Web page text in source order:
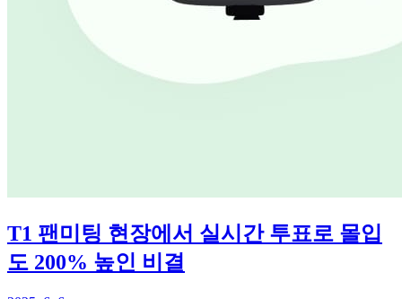
T1 팬미팅 현장에서 실시간 투표로 몰입
도 200% 높인 비결